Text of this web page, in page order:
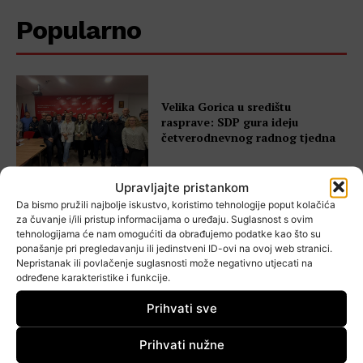
Upravljajte pristankom
Da bismo pružili najbolje iskustvo, koristimo tehnologije poput kolačića
za čuvanje i/ili pristup informacijama o uređaju. Suglasnost s ovim
tehnologijama će nam omogućiti da obrađujemo podatke kao što su
ponašanje pri pregledavanju ili jedinstveni ID-ovi na ovoj web stranici.
Nepristanak ili povlačenje suglasnosti može negativno utjecati na
određene karakteristike i funkcije.
Prihvati sve
Prihvati nužne
Popularno
Velika Gorica u središtu
rasprave: SDP gura ideju
četverodnevnog radnog tjedna
VELIKA GORICA SDP otvara
raspravu o kraćem radnom
vremenu
FOTO Održana tribina ”Nevidljivi
teret majčinstva”